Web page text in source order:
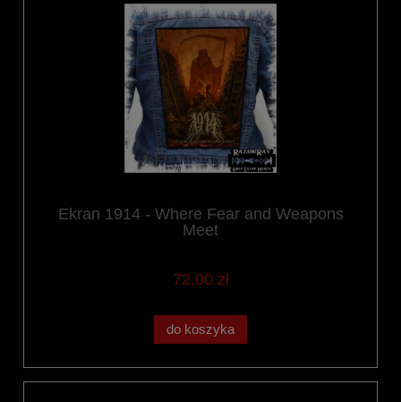
Ekran 1914 - Where Fear and Weapons
Meet
72,00 zł
do koszyka